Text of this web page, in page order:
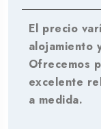
El precio
alojamiento
Ofrecemos
excelente
a medida.